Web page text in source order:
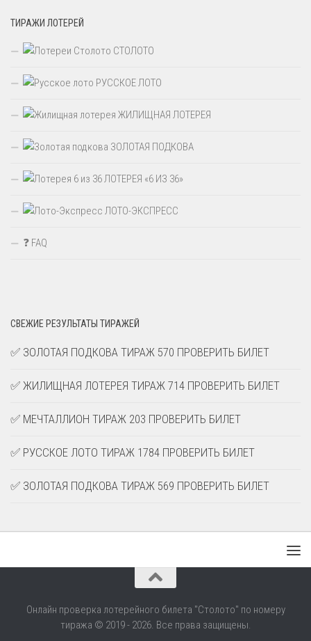
ТИРАЖИ ЛОТЕРЕЙ
СТОЛОТО
РУССКОЕ ЛОТО
ЖИЛИЩНАЯ ЛОТЕРЕЯ
ЗОЛОТАЯ ПОДКОВА
ЛОТЕРЕЯ «6 ИЗ 36»
ЛОТО-ЭКСПРЕСС
❓ FAQ
СВЕЖИЕ РЕЗУЛЬТАТЫ ТИРАЖЕЙ
✅ ЗОЛОТАЯ ПОДКОВА ТИРАЖ 570 ПРОВЕРИТЬ БИЛЕТ
✅ ЖИЛИЩНАЯ ЛОТЕРЕЯ ТИРАЖ 714 ПРОВЕРИТЬ БИЛЕТ
✅ МЕЧТАЛЛИОН ТИРАЖ 203 ПРОВЕРИТЬ БИЛЕТ
✅ РУССКОЕ ЛОТО ТИРАЖ 1784 ПРОВЕРИТЬ БИЛЕТ
✅ ЗОЛОТАЯ ПОДКОВА ТИРАЖ 569 ПРОВЕРИТЬ БИЛЕТ
Онлайн проверка лотерейного билета "Столото" по номеру
тиража © 2019 - 2026. Все права защищены.